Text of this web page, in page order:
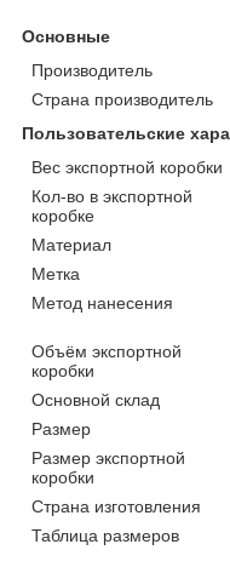
Основные
Производитель
Страна производитель
Пользовательские
Вес экспортной коробки
Кол-во в экспортной
коробке
Материал
Метка
Метод нанесения
Объём экспортной
коробки
Основной склад
Размер
Размер экспортной
коробки
Страна изготовления
Таблица размеров